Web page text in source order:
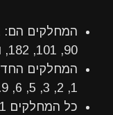
90, 101, 182, וכו’.
המחלקים
1, 2, 3, 5, 6, 9.